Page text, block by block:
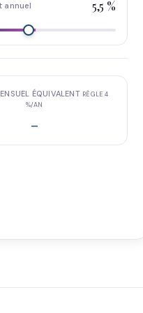
annuel 5,5 %
ÉQUIVALENT RÈGLE 4
%/AN
-